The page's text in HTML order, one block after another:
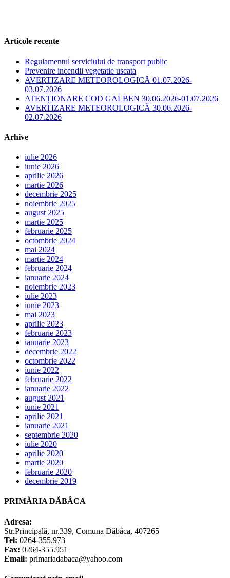
Articole recente
Regulamentul serviciului de transport public
Prevenire incendii vegetatie uscata
AVERTIZARE METEOROLOGICĂ 01.07.2026-
03.07.2026
ATENȚIONARE COD GALBEN 30.06.2026-01.07.2026
AVERTIZARE METEOROLOGICĂ 30.06.2026-
02.07.2026
Arhive
iulie 2026
iunie 2026
aprilie 2026
martie 2026
decembrie 2025
noiembrie 2025
august 2025
martie 2025
februarie 2025
octombrie 2024
mai 2024
martie 2024
februarie 2024
ianuarie 2024
noiembrie 2023
iulie 2023
iunie 2023
mai 2023
aprilie 2023
februarie 2023
ianuarie 2023
decembrie 2022
octombrie 2022
iunie 2022
februarie 2022
ianuarie 2022
august 2021
iunie 2021
aprilie 2021
ianuarie 2021
septembrie 2020
iulie 2020
aprilie 2020
martie 2020
februarie 2020
decembrie 2019
PRIMĂRIA DĂBÂCA
Adresa:
Str.Principală, nr.339, Comuna Dăbâca, 407265
Tel: 0264-355.973
Fax: 0264-355.951
Email: primariadabaca@yahoo.com